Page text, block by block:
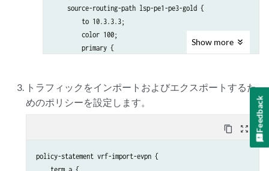
    source-routing-path lsp-pe1-pe3-gold {
        to 10.3.3.3;
        color 100;
        primary {
    }
    source-routing-path lsp-pe1-pe3-bronze {
        to 10.3.3.3;
            sl-pe1-pe3-bronze;
        }
Show more
トラフィックをインポートおよびエクスポートするた
めのポリシーを設定します。
content_copy zoom_out_map
policy-statement vrf-import-evpn {
Feedback